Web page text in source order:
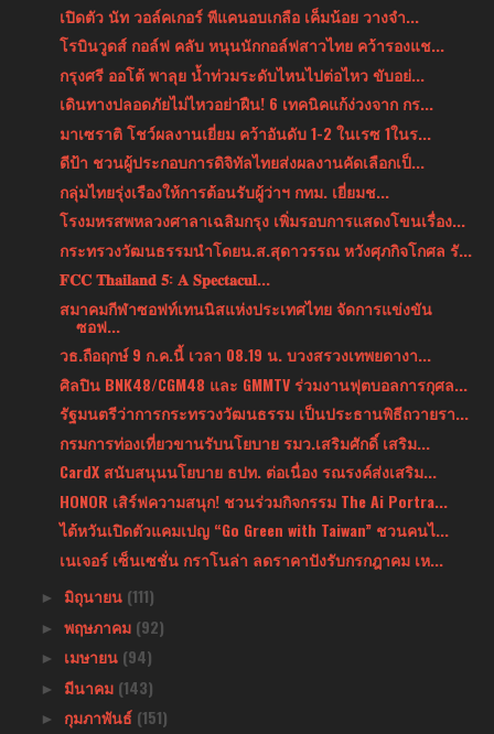
เปิดตัว นัท วอล์คเกอร์ พีแคนอบเกลือ เค็มน้อย วางจำ...
โรบินวูดส์ กอล์ฟ คลับ หนุนนักกอล์ฟสาวไทย คว้ารองแช...
กรุงศรี ออโต้ พาลุย น้ำท่วมระดับไหนไปต่อไหว ขับอย่...
เดินทางปลอดภัยไม่ไหวอย่าฝืน! 6 เทคนิคแก้ง่วงจาก กร...
มาเซราติ โชว์ผลงานเยี่ยม คว้าอันดับ 1-2 ในเรซ 1ในร...
ดีป้า ชวนผู้ประกอบการดิจิทัลไทยส่งผลงานคัดเลือกเป็...
กลุ่มไทยรุ่งเรืองให้การต้อนรับผู้ว่าฯ กทม. เยี่ยมช...
โรงมหรสพหลวงศาลาเฉลิมกรุง เพิ่มรอบการแสดงโขนเรื่อง...
กระทรวงวัฒนธรรมนำโดยน.ส.สุดาวรรณ หวังศุภกิจโกศล รั...
𝐅𝐂𝐂 𝐓𝐡𝐚𝐢𝐥𝐚𝐧𝐝 𝟓: 𝐀 𝐒𝐩𝐞𝐜𝐭𝐚𝐜𝐮𝐥...
สมาคมกีฬาซอฟท์เทนนิสแห่งประเทศไทย จัดการแข่งขัน
ซอฟ...
วธ.ถือฤกษ์ 9 ก.ค.นี้ เวลา 08.19 น. บวงสรวงเทพยดางา...
ศิลปิน BNK48/CGM48 และ GMMTV ร่วมงานฟุตบอลการกุศล...
รัฐมนตรีว่าการกระทรวงวัฒนธรรม เป็นประธานพิธีถวายรา...
กรมการท่องเที่ยวขานรับนโยบาย รมว.เสริมศักดิ์ เสริม...
CardX สนับสนุนนโยบาย ธปท. ต่อเนื่อง รณรงค์ส่งเสริม...
HONOR เสิร์ฟความสนุก! ชวนร่วมกิจกรรม The Ai Portra...
ไต้หวันเปิดตัวแคมเปญ “Go Green with Taiwan” ชวนคนไ...
เนเจอร์ เซ็นเซชั่น กราโนล่า ลดราคาปังรับกรกฎาคม เห...
► มิถุนายน (111)
► พฤษภาคม (92)
► เมษายน (94)
► มีนาคม (143)
► กุมภาพันธ์ (151)